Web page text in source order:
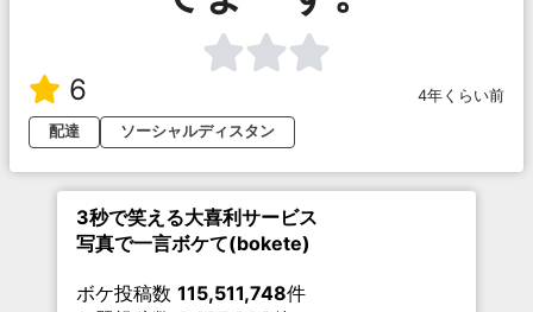
6
4年くらい前
配達
ソーシャルディスタン
3秒で笑える大喜利サービス
写真で一言ボケて(bokete)
ボケ投稿数 115,511,748件